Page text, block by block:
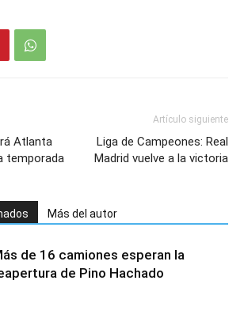
Atlanta
temporada
Artículo siguiente
Liga de Campeones: Real
Madrid vuelve a la victoria
Más del autor
de 16 camiones esperan la
de Pino Hachado